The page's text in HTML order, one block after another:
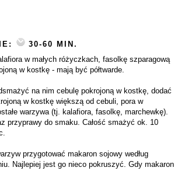
30-60 MIN.
w małych różyczkach, fasolkę szparagową
w kostkę - mają być półtwarde.
na nim cebulę pokrojoną w kostkę, dodać
w kostkę większą od cebuli, pora w
warzywa (tj. kalafiora, fasolkę, marchewkę).
przyprawy do smaku. Całość smażyć ok. 10
przygotować makaron sojowy według
Najlepiej jest go nieco pokruszyć. Gdy makaron